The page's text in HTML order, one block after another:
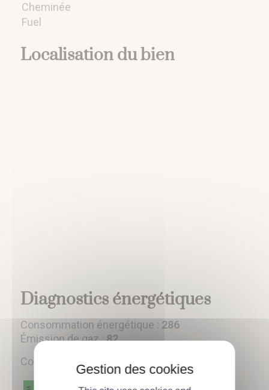
Cheminée
Fuel
Localisation du bien
Diagnostics énergétiques
Consommation énergétique : 286
Émission de gaz :82
Consommation énergétique
≤ 50